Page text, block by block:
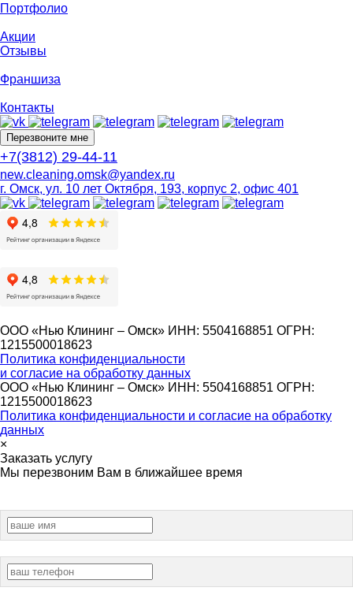
Портфолио
Акции
Отзывы
Франшиза
Контакты
Перезвоните мне
+7(3812) 29-44-11
new.cleaning.omsk@yandex.ru
г. Омск, ул. 10 лет Октября, 193, корпус 2, офис 401
ООО «Нью Клининг – Омск» ИНН: 5504168851 ОГРН:
1215500018623
Политика конфиденциальности
и согласие на обработку данных
ООО «Нью Клининг – Омск» ИНН: 5504168851 ОГРН:
1215500018623
Политика конфиденциальности и согласие на обработку
данных
×
Заказать услугу
Мы перезвоним Вам в ближайшее время